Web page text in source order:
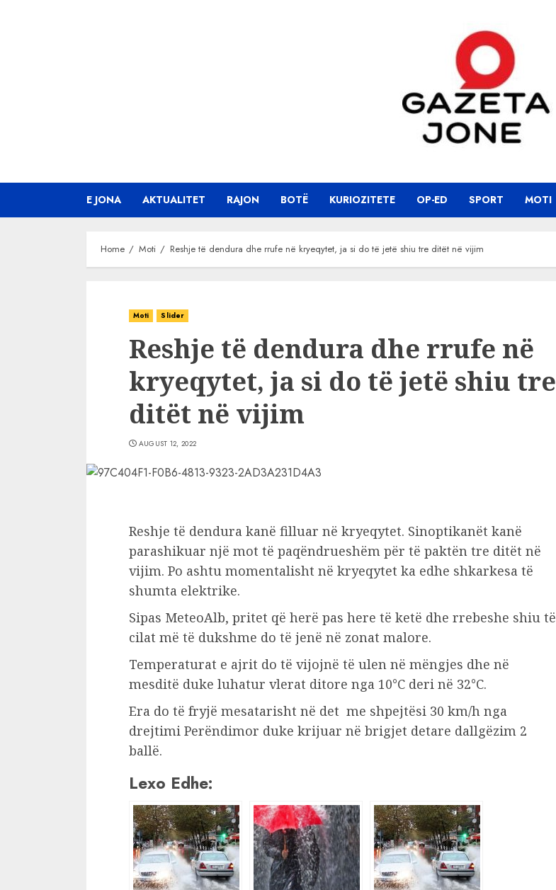
E JONA AKTUALITET RAJON BOTË KURIOZITETE OP-ED SPORT MOTI
Home Moti Reshje të dendura dhe rrufe në kryeqytet, ja si do të jetë shiu tre ditët në vijim
Moti Slider
Reshje të dendura dhe rrufe në
kryeqytet, ja si do të jetë shiu tre
ditët në vijim
AUGUST 12, 2022
Reshje të dendura kanë filluar në kryeqytet. Sinoptikanët kanë
parashikuar një mot të paqëndrueshëm për të paktën tre ditët në
vijim. Po ashtu momentalisht në kryeqytet ka edhe shkarkesa të
shumta elektrike.
Sipas MeteoAlb, pritet që herë pas here të ketë dhe rrebeshe shiu të
cilat më të dukshme do të jenë në zonat malore.
Temperaturat e ajrit do të vijojnë të ulen në mëngjes dhe në
mesditë duke luhatur vlerat ditore nga 10°C deri në 32°C.
Era do të fryjë mesatarisht në det me shpejtësi 30 km/h nga
drejtimi Perëndimor duke krijuar në brigjet detare dallgëzim 2
ballë.
Lexo Edhe: